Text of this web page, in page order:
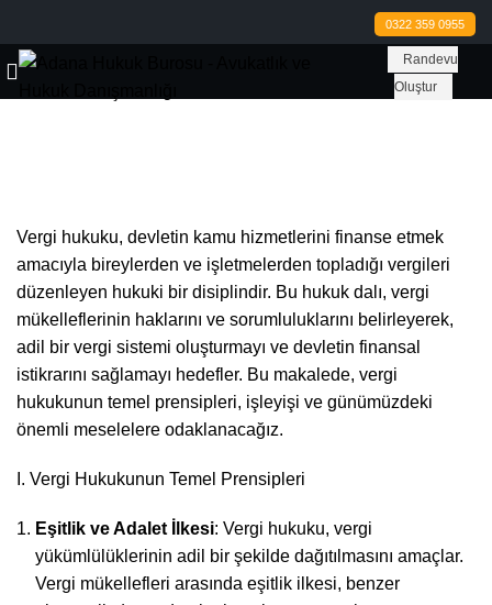
0322 359 0955
Randevu
Oluştur
Vergi hukuku, devletin kamu hizmetlerini finanse etmek
amacıyla bireylerden ve işletmelerden topladığı vergileri
düzenleyen hukuki bir disiplindir. Bu hukuk dalı, vergi
mükelleflerinin haklarını ve sorumluluklarını belirleyerek,
adil bir vergi sistemi oluşturmayı ve devletin finansal
istikrarını sağlamayı hedefler. Bu makalede, vergi
hukukunun temel prensipleri, işleyişi ve günümüzdeki
önemli meselelere odaklanacağız.
I. Vergi Hukukunun Temel Prensipleri
Eşitlik ve Adalet İlkesi: Vergi hukuku, vergi
yükümlülüklerinin adil bir şekilde dağıtılmasını amaçlar.
Vergi mükellefleri arasında eşitlik ilkesi, benzer